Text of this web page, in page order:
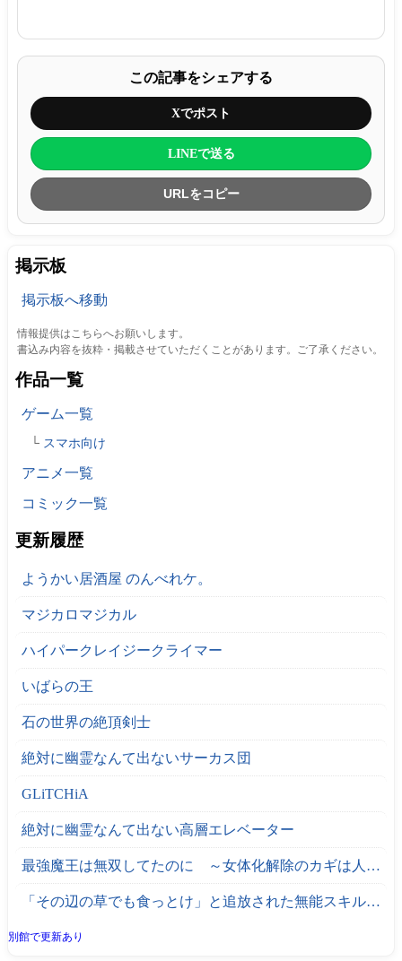
掲示板
掲示板へ移動
情報提供はこちらへお願いします。
書込み内容を抜粋・掲載させていただくことがあります。ご了承ください。
作品一覧
ゲーム一覧
スマホ向け
アニメ一覧
コミック一覧
更新履歴
ようかい居酒屋 のんべれケ。
マジカロマジカル
ハイパークレイジークライマー
いばらの王
石の世界の絶頂剣士
絶対に幽霊なんて出ないサーカス団
GLiTCHiA
絶対に幽霊なんて出ない高層エレベーター
最強魔王は無双してたのに ～女体化解除のカギは人助けの旅でした～
「その辺の草でも食っとけ」と追放された無能スキル【植物食い】持ち転生者、エルフの里で幻の植物を食べて無双する
別館で更新あり
この記事をシェアする
Xでポスト
LINEで送る
URLをコピー